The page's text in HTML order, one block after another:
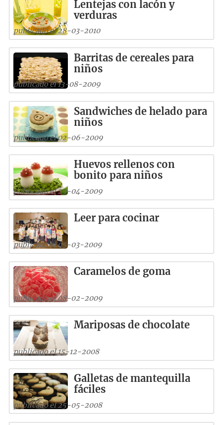
Lentejas con lacón y
verduras
publicado el 28-03-2010
Barritas de cereales para
niños
publicado el 13-08-2009
Sandwiches de helado para
niños
publicado el 02-06-2009
Huevos rellenos con
bonito para niños
publicado el 29-04-2009
Leer para cocinar
publicado el 05-03-2009
Caramelos de goma
publicado el 08-02-2009
Mariposas de chocolate
publicado el 15-12-2008
Galletas de mantequilla
fáciles
publicado el 25-05-2008